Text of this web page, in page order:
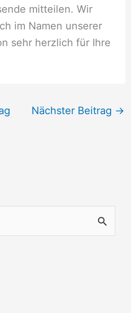
mitteilen. Wir
im Namen unserer
sehr herzlich für Ihre
Nächster Beitrag →